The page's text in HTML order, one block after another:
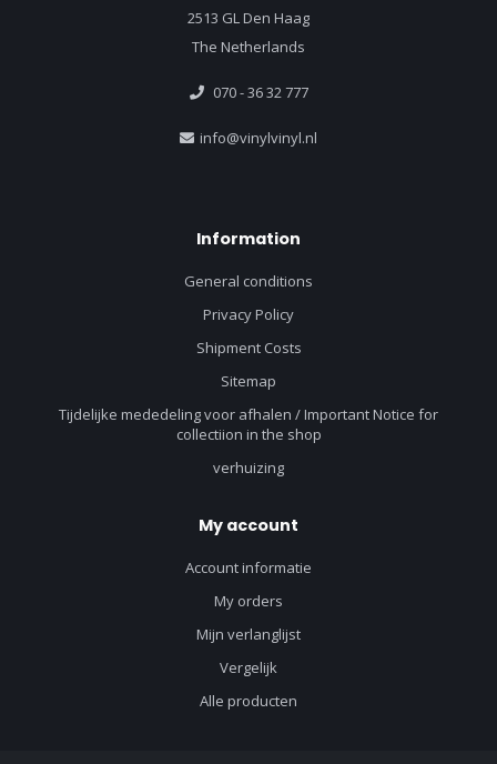
2513 GL Den Haag
The Netherlands
070 - 36 32 777
info@vinylvinyl.nl
Information
General conditions
Privacy Policy
Shipment Costs
Sitemap
Tijdelijke mededeling voor afhalen / Important Notice for
collectiion in the shop
verhuizing
My account
Account informatie
My orders
Mijn verlanglijst
Vergelijk
Alle producten